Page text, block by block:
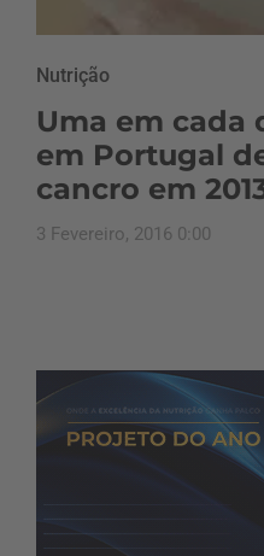
Nutrição
Uma em cada
em Portugal
cancro em
3 Fevereiro, 2016 0:00